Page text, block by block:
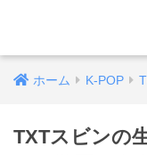
ホーム K-POP
TXTスビンの